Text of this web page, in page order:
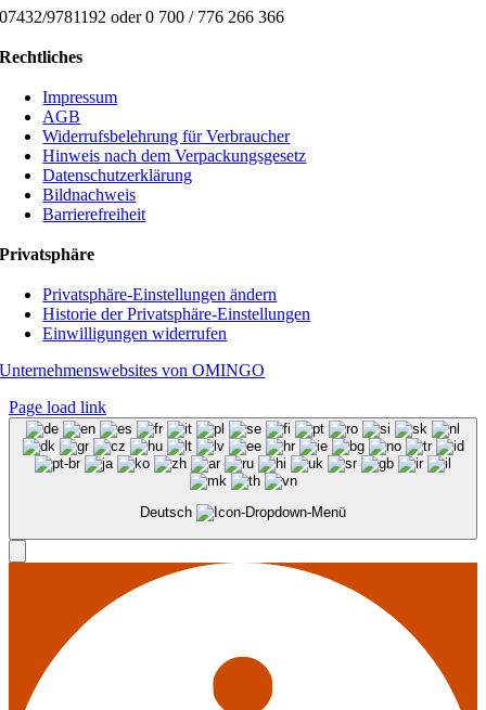
07432/9781192 oder 0 700 / 776 266 366
Rechtliches
Impressum
AGB
Widerrufsbelehrung für Verbraucher
Hinweis nach dem Verpackungsgesetz
Datenschutzerklärung
Bildnachweis
Barrierefreiheit
Privatsphäre
Privatsphäre-Einstellungen ändern
Historie der Privatsphäre-Einstellungen
Einwilligungen widerrufen
Unternehmenswebsites von OMINGO
Page load link
Deutsch